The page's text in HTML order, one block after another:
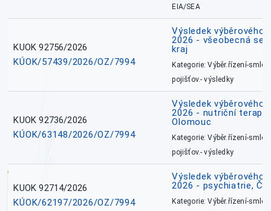
EIA/SEA
KUOK 92756/2026
KÚOK/57439/2026/OZ/7994
Výsledek výběrového
2026 - všeobecná
kraj
Kategorie: Výběr.řízení-
pojišťov.- výsledky
KUOK 92736/2026
KÚOK/63148/2026/OZ/7994
Výsledek výběrového
2026 - nutriční
Olomouc
Kategorie: Výběr.řízení-
pojišťov.- výsledky
KUOK 92714/2026
KÚOK/62197/2026/OZ/7994
Výsledek výběrového
2026 - psychiatrie,
Kategorie: Výběr.řízení-